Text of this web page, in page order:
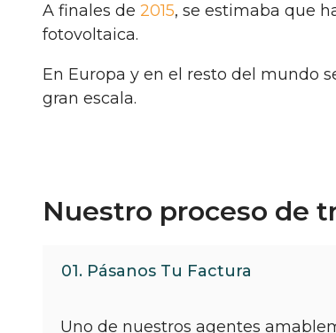
A finales de 2015, se estimaba que
fotovoltaica.
En Europa y en el resto del mundo
gran escala.
Nuestro proceso de
01. Pásanos Tu Factura
Uno de nuestros agentes